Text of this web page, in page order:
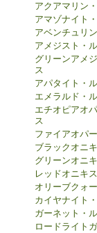
アクアマリン
アマゾナイト
アベンチュリ
アメジスト・
グリーンアメ
ス
アパタイト・
エメラルド・
エチオピアオ
ス
ファイアオパ
ブラックオニ
グリーンオニ
レッドオニキ
オリーブクォ
カイヤナイト
ガーネット・
ロードライト